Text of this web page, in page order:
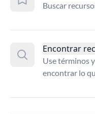
Buscar
Encontrar
Use términos
encontrar lo